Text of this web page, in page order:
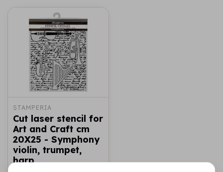
STAMPERIA
Cut laser stencil for
Art and Craft cm
20X25 - Symphony
violin, trumpet,
harp